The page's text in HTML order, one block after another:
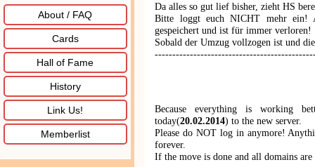
About / FAQ
Cards
Hall of Fame
History
Link Us!
Memberlist
Da alles so gut lief bisher, zieht HS
Bitte loggt euch NICHT mehr ein!
gespeichert und ist für immer verloren!
Sobald der Umzug vollzogen ist und
Because everything is working
today(20.02.2014) to the new server.
Please do NOT log in anymore!
forever.
If the move is done and all domains